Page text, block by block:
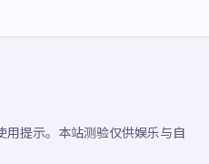
用提示。本站测验仅供娱乐与自